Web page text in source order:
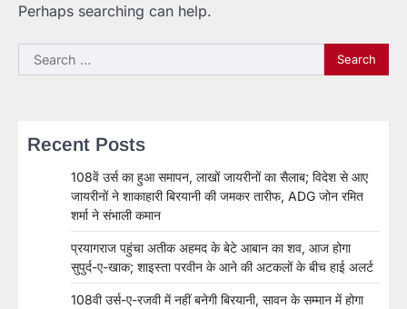
Perhaps searching can help.
Search
for:
Recent Posts
108वें उर्स का हुआ समापन, लाखों जायरीनों का सैलाब; विदेश से आए
जायरीनों ने शाकाहारी बिरयानी की जमकर तारीफ, ADG जोन रमित
शर्मा ने संभाली कमान
प्रयागराज पहुंचा अतीक अहमद के बेटे आबान का शव, आज होगा
सुपुर्द-ए-खाक; शाइस्ता परवीन के आने की अटकलों के बीच हाई अलर्ट
108वी उर्स-ए-रजवी में नहीं बनेगी बिरयानी, सावन के सम्मान में होगा